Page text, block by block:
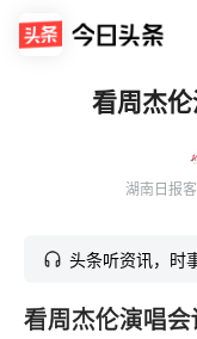
看周杰
湖南日报
头条听资讯，时
看周杰伦演唱